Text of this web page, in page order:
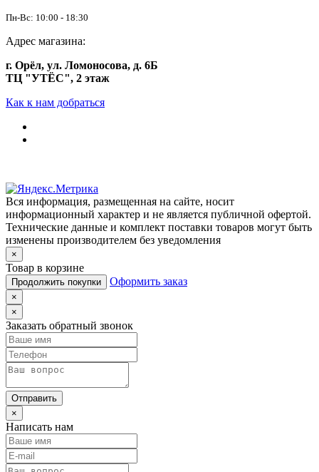
Пн-Вс: 10:00 - 18:30
Адрес магазина:
г. Орёл, ул. Ломоносова, д. 6Б
ТЦ "УТЁС", 2 этаж
Как к нам добраться
Вся информация, размещенная на сайте, носит
информационный характер и не является публичной офертой.
Технические данные и комплект поставки товаров могут быть
изменены производителем без уведомления
×
Товар в корзине
Продолжить покупки Оформить заказ
×
×
Заказать обратный звонок
Отправить
×
Написать нам